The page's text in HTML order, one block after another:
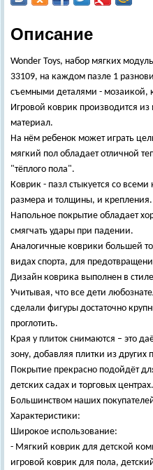
Описание
Wonder Toys, набор мягких
33109, на каждом пазле 1
съемными деталями - мозаикой,
Игровой коврик производится
материал.
На нём ребенок может играть
мягкий пол обладает отличной
"тёплого пола".
Коврик - пазл стыкуется со
размера и толщины, и крепления.
Напольное покрытие обладает
смягчать удары при падении.
Аналогичные коврики большей
видах спорта, для
Дизайн коврика выполнен в
Учитывая, что все дети
сделали фигуры достаточно
проглотить.
Края у плиток снимаются – это
зону, добавляя плитки из других
Покрытие прекрасно подойдёт
детских садах и торговых центрах.
Большинством наших
Характеристики:
Широкое использование:
- Мягкий коврик для детской
игровой коврик для пола,